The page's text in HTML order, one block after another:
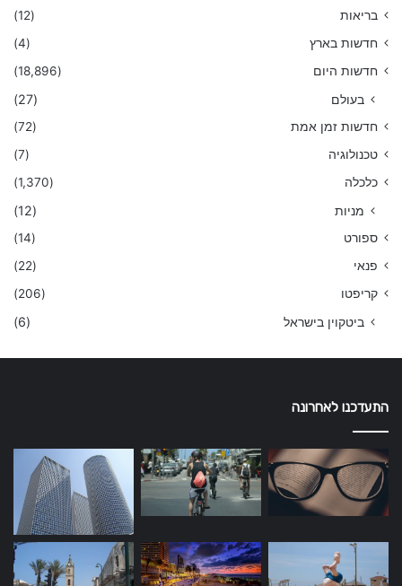
בריאות
(12)
חדשות בארץ
(4)
חדשות היום
(18,896)
בעולם (27)
חדשות זמן אמת
(72)
טכנולוגיה
(7)
כלכלה
(1,370)
מניות (12)
ספורט
(14)
פנאי
(22)
קריפטו
(206)
ביטקוין בישראל (6)
התעדכנו לאחרונה